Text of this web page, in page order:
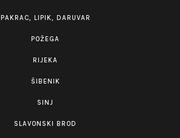
PAKRAC, LIPIK, DARUVAR
POŽEGA
RIJEKA
ŠIBENIK
SINJ
SLAVONSKI BROD